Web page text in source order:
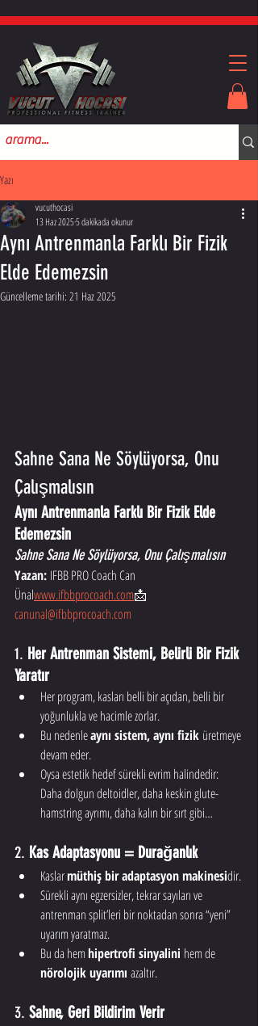
Yazı
Aynı Antrenmanla Farklı Bir Fizik
Elde Edemezsin
vucuthocasi
13 Haz 20255 dakikada okunur
Güncelleme tarihi: 21 Haz 2025
Sahne Sana Ne Söylüyorsa, Onu
Çalışmalısın
Aynı Antrenmanla Farklı Bir Fizik Elde
Edemezsin
Sahne Sana Ne Söylüyorsa, Onu Çalışmalısın
Yazan: IFBB PRO Coach Can
Ünalwww.ifbbprocoach.com📩
canunal@ifbbprocoach.com
1. Her Antrenman Sistemi, Belirli Bir Fizik
Yaratır
Her program, kasları belli bir açıdan, belli bir
yoğunlukla ve hacimle zorlar.
Bu nedenle aynı sistem, aynı fizik üretmeye
devam eder.
Oysa estetik hedef sürekli evrim halindedir:
Daha dolgun deltoidler, daha keskin glute-
hamstring ayrımı, daha kalın bir sırt gibi…
2. Kas Adaptasyonu = Durağanlık
Kaslar müthiş bir adaptasyon makinesidir.
Sürekli aynı egzersizler, tekrar sayıları ve
antrenman split’leri bir noktadan sonra “yeni”
uyarım yaratmaz.
Bu da hem hipertrofi sinyalini hem de
nörolojik uyarımı azaltır.
3. Sahne, Geri Bildirim Verir